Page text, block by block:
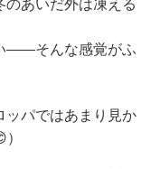
のあいだ外は凍える
――そんな感覚がふ
ッパではあまり見か